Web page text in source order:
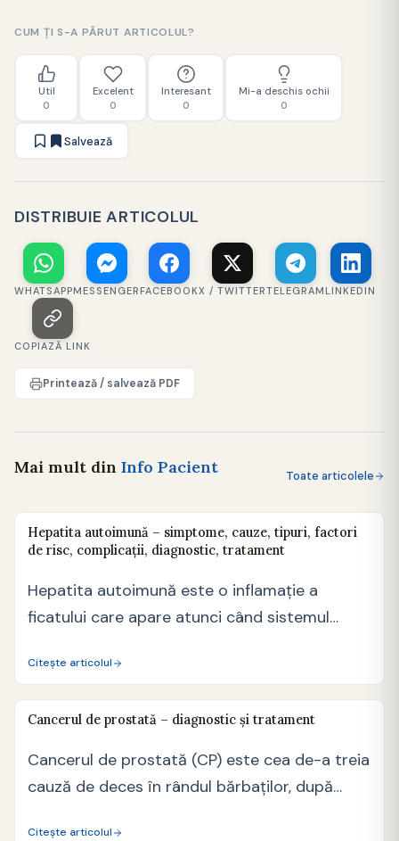
CUM ȚI S-A PĂRUT ARTICOLUL?
Util
0
Excelent
0
Interesant
0
Mi-a deschis ochii
0
Salvează
DISTRIBUIE ARTICOLUL
WHATSAPPMESSENGERFACEBOOKX / TWITTERTELEGRAMLINKEDIN
COPIAZĂ LINK
Printează / salvează PDF
Mai mult din Info Pacient Toate articolele
Hepatita autoimună – simptome, cauze, tipuri, factori
de risc, complicații, diagnostic, tratament
Hepatita autoimună este o inflamație a
ficatului care apare atunci când sistemul
Citește articolul
Cancerul de prostată – diagnostic și tratament
Cancerul de prostată (CP) este cea de-a treia
cauză de deces în rândul bărbaţilor, după
Citește articolul